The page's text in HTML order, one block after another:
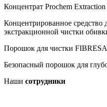
Концентрат Prochem Extraction
Концентрированное средство
экстракционной чистки
Порошок для чистки
Безопасный порошок для
Наши сотрудники